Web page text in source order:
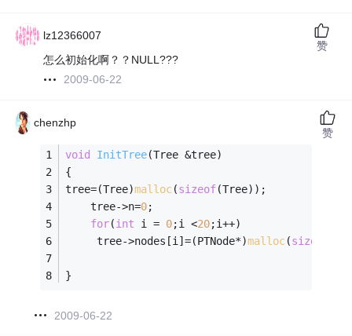
lz12366007
怎么初始化啊？？NULL???
2009-06-22
赞
chenzhp
void InitTree(Tree &tree)
{
tree=(Tree)malloc(sizeof(Tree));
    tree->n=
0;
for(int i = 0;i <20;i++)
     tree->nodes[i]=(PTNode*)
malloc(sizeof
}
2009-06-22
赞